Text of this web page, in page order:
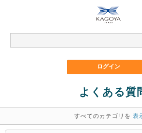
よくある質
すべてのカテゴリを 表